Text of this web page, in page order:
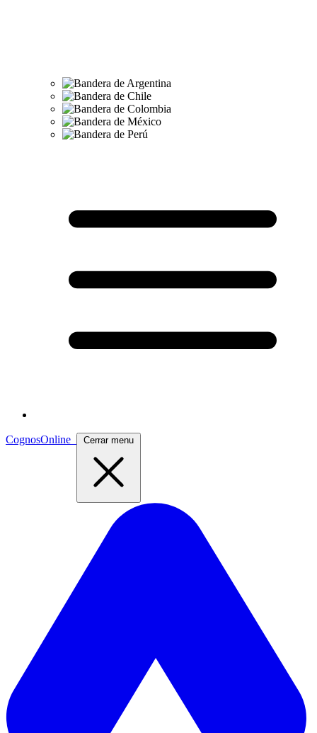
CognosOnline Cerrar menu